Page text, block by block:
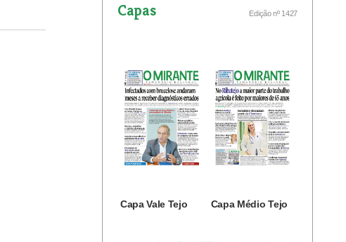
Capas Edição nº 1427
Capa Vale Tejo Capa Médio Tejo